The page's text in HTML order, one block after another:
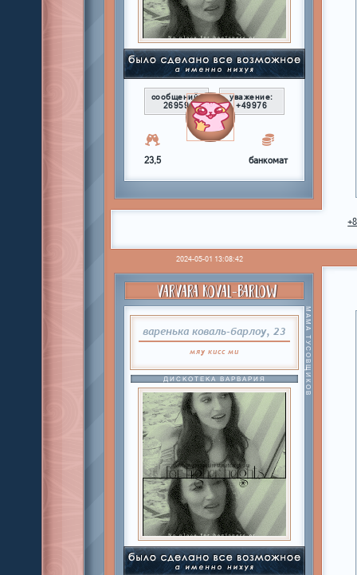
сообщений:
26959
уважение:
+49976
23,5 банкомат
+8
2024-05-01 13:08:42
VARVARA KOVAL-BARLOW
варенька коваль-барлоу, 23
мяу кисс ми МАМА ТУСОВЩИКОВ
ДИСКОТЕКА ВАРВАРИЯ